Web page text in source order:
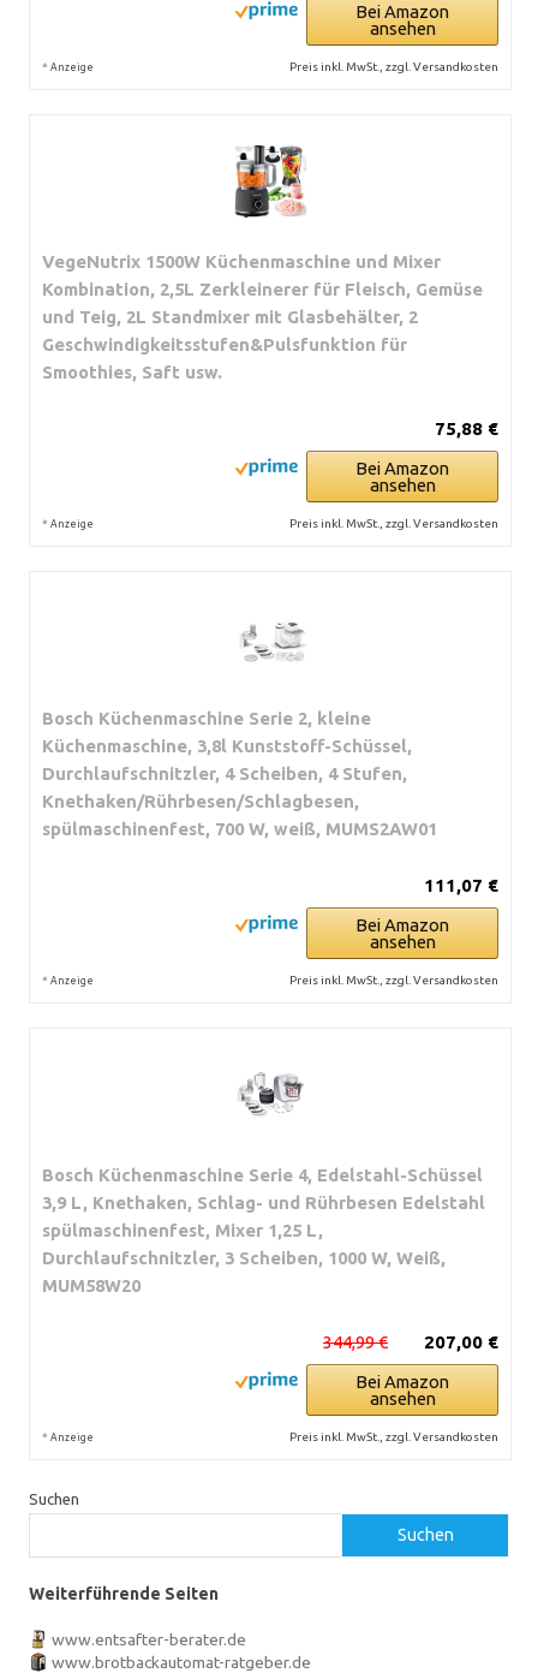
Bei Amazon
ansehen
* Anzeige Preis inkl. MwSt., zzgl. Versandkosten
VegeNutrix 1500W Küchenmaschine und Mixer
Kombination, 2,5L Zerkleinerer für Fleisch, Gemüse
und Teig, 2L Standmixer mit Glasbehälter, 2
Geschwindigkeitsstufen&Pulsfunktion für
Smoothies, Saft usw.
75,88 €
Bei Amazon
ansehen
* Anzeige Preis inkl. MwSt., zzgl. Versandkosten
Bosch Küchenmaschine Serie 2, kleine
Küchenmaschine, 3,8l Kunststoff-Schüssel,
Durchlaufschnitzler, 4 Scheiben, 4 Stufen,
Knethaken/Rührbesen/Schlagbesen,
spülmaschinenfest, 700 W, weiß, MUMS2AW01
111,07 €
Bei Amazon
ansehen
* Anzeige Preis inkl. MwSt., zzgl. Versandkosten
Bosch Küchenmaschine Serie 4, Edelstahl-Schüssel
3,9 L, Knethaken, Schlag- und Rührbesen Edelstahl
spülmaschinenfest, Mixer 1,25 L,
Durchlaufschnitzler, 3 Scheiben, 1000 W, Weiß,
MUM58W20
207,00 €
344,99 €
Bei Amazon
ansehen
* Anzeige Preis inkl. MwSt., zzgl. Versandkosten
Suchen
Suchen
Weiterführende Seiten
www.entsafter-berater.de
www.brotbackautomat-ratgeber.de